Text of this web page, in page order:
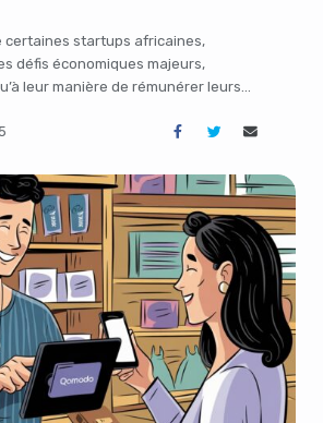
certaines startups africaines,
défis économiques majeurs,
leur manière de rémunérer leurs
par Y Combinator, qui fait parler
et l’inflation galopante fragilisent
like you're
an ad-blocker!